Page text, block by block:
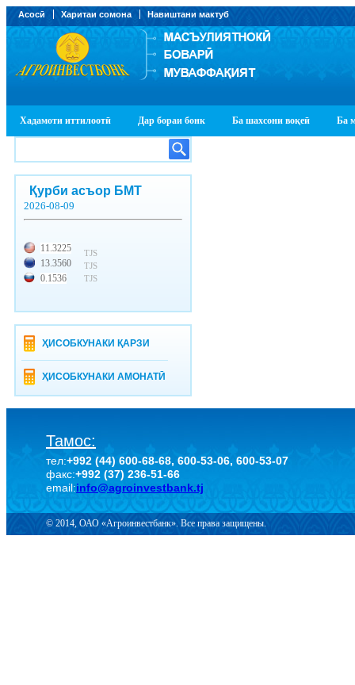
Асосӣ Харитаи сомона Навиштани мактуб
Хадамоти иттилоотӣ Дар бораи бонк Ба шахсони воқеӣ Ба
Қурби асъор БМТ
2026-08-09
11.3225
13.3560
0.1536
TJS
TJS
TJS
ҲИСОБКУНАКИ ҚАРЗИ
ҲИСОБКУНАКИ АМОНАТӢ
Тамос:
тел:+992 (44) 600-68-68, 600-53-06, 600-53-07
факс:+992 (37) 236-51-66
email:info@agroinvestbank.tj
© 2014, ОАО «Агроинвестбанк». Все права защищены.